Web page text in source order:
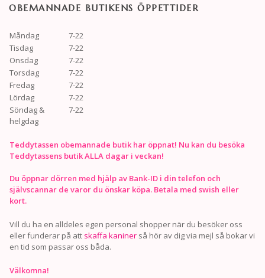
OBEMANNADE BUTIKENS ÖPPETTIDER
Måndag
7-22
Tisdag
7-22
Onsdag
7-22
Torsdag
7-22
Fredag
7-22
Lördag
7-22
Söndag &
helgdag
7-22
Teddytassen obemannade butik har öppnat! Nu kan du besöka
Teddytassens butik ALLA dagar i veckan!
Du öppnar dörren med hjälp av Bank-ID i din telefon och
självscannar de varor du önskar köpa. Betala med swish eller
kort.
Vill du ha en alldeles egen personal shopper när du besöker oss
eller funderar på att skaffa kaniner så hör av dig via mejl så bokar vi
en tid som passar oss båda.
Välkomna!